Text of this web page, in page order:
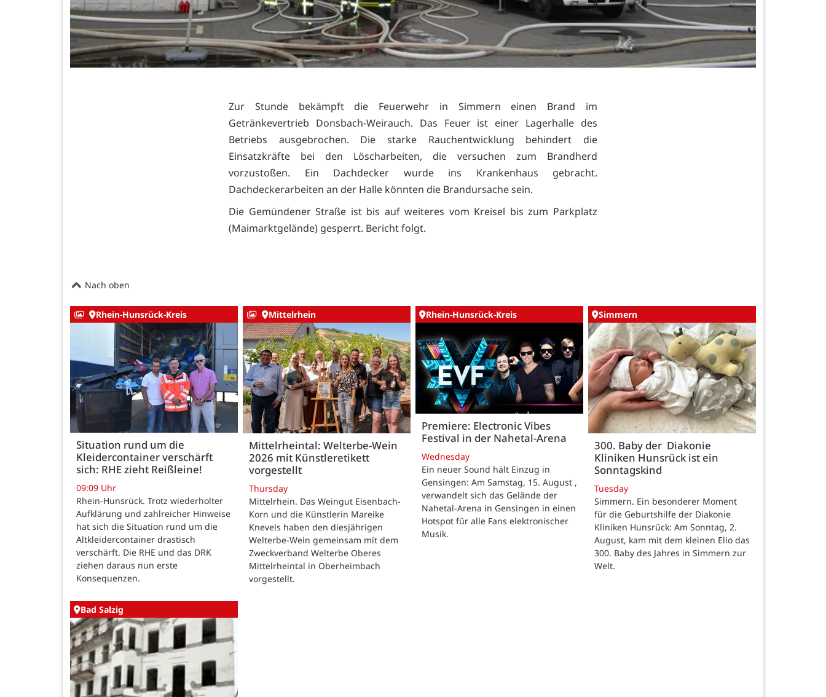
Zur Stunde bekämpft die Feuerwehr in Simmern einen Brand im
Getränkevertrieb Donsbach-Weirauch. Das Feuer ist einer Lagerhalle des
Betriebs ausgebrochen. Die starke Rauchentwicklung behindert die
Einsatzkräfte bei den Löscharbeiten, die versuchen zum Brandherd
vorzustoßen. Ein Dachdecker wurde ins Krankenhaus gebracht.
Dachdeckerarbeiten an der Halle könnten die Brandursache sein.
Die Gemündener Straße ist bis auf weiteres vom Kreisel bis zum Parkplatz
(Maimarktgelände) gesperrt. Bericht folgt.
Nach oben
Rhein-Hunsrück-Kreis
Situation rund um die
Kleidercontainer verschärft
sich: RHE zieht Reißleine!
09:09 Uhr
Rhein-Hunsrück. Trotz wiederholter
Aufklärung und zahlreicher Hinweise
hat sich die Situation rund um die
Altkleidercontainer drastisch
verschärft. Die RHE und das DRK
ziehen daraus nun erste
Konsequenzen.
Mittelrhein
Mittelrheintal: Welterbe-Wein
2026 mit Künstleretikett
vorgestellt
Thursday
Mittelrhein. Das Weingut Eisenbach-
Korn und die Künstlerin Mareike
Knevels haben den diesjährigen
Welterbe-Wein gemeinsam mit dem
Zweckverband Welterbe Oberes
Mittelrheintal in Oberheimbach
vorgestellt.
Rhein-Hunsrück-Kreis
Premiere: Electronic Vibes
Festival in der Nahetal-Arena
Wednesday
Ein neuer Sound hält Einzug in
Gensingen: Am Samstag, 15. August ,
verwandelt sich das Gelände der
Nahetal-Arena in Gensingen in einen
Hotspot für alle Fans elektronischer
Musik.
Simmern
300. Baby der Diakonie
Kliniken Hunsrück ist ein
Sonntagskind
Tuesday
Simmern. Ein besonderer Moment
für die Geburtshilfe der Diakonie
Kliniken Hunsrück: Am Sonntag, 2.
August, kam mit dem kleinen Elio das
300. Baby des Jahres in Simmern zur
Welt.
Bad Salzig